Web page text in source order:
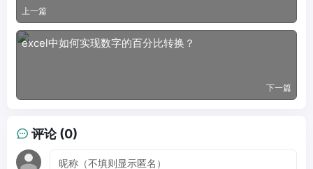
上一篇
excel中如何实现数字的百分比转换？
下一篇
评论 (0)